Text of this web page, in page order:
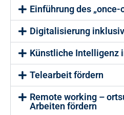
Einführung des
Digitalisierung
Künstliche Intelligenz
Telearbeit fördern
Remote working –
Arbeiten fördern